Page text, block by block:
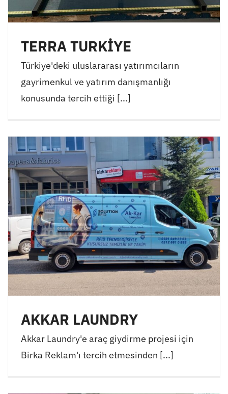
TERRA TURKİYE
Türkiye'deki uluslararası yatırımcıların
gayrimenkul ve yatırım danışmanlığı
konusunda tercih ettiği [...]
AKKAR LAUNDRY
Akkar Laundry'e araç giydirme projesi için
Birka Reklam'ı tercih etmesinden [...]